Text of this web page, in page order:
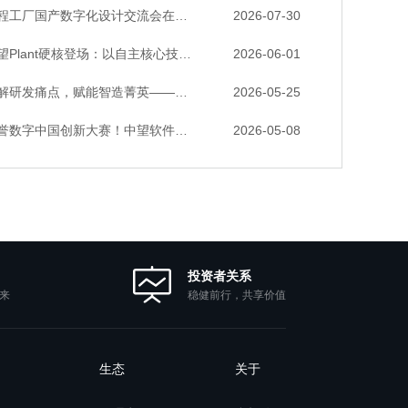
产数字化设计交流会在天津召开，中望自主CAD底座助力行业数字化转型实践获广泛关注 2026-07-30
硬核登场：以自主核心技术，破解流程工业数据一致性与协同困境 2026-06-01
痛点，赋能智造菁英——苏州研发菁英 CTO 成长营暨高级人才认证启动会圆满落幕 2026-05-25
中国创新大赛！中望软件携手三家伙伴，斩获信创赛道多项大奖 2026-05-08
投资者关系
稳健前行，共享价值
生态 关于